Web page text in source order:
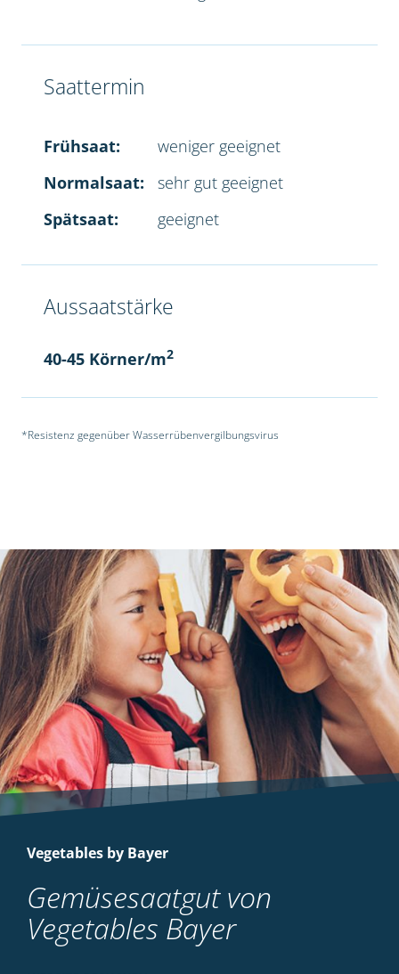
Saattermin
Frühsaat:
weniger geeignet
Normalsaat:
sehr gut geeignet
Spätsaat:
geeignet
Aussaatstärke
40-45 Körner/m2
*Resistenz gegenüber Wasserrübenvergilbungsvirus
Vegetables by Bayer
Gemüsesaatgut von
Vegetables Bayer